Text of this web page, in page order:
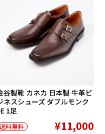
谷製靴 カネカ 日本製 牛革ビ
ネスシューズ ダブルモンク
1足
送料無料 ¥11,000